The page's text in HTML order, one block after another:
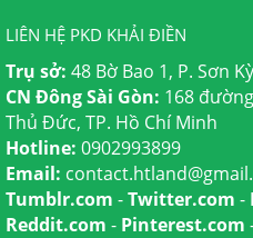
LIÊN HỆ PKD KHẢI ĐIỀN
Trụ sở: 48 Bờ Bao 1, P. Sơn
CN Đông Sài Gòn: 168
Thủ Đức, TP. Hồ Chí Minh
Hotline: 0902993899
Email:
Tumblr.com -Twitter.com -
Reddit.com - Pinterest.com